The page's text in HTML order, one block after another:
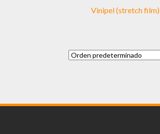
Vinipel (stretch film)